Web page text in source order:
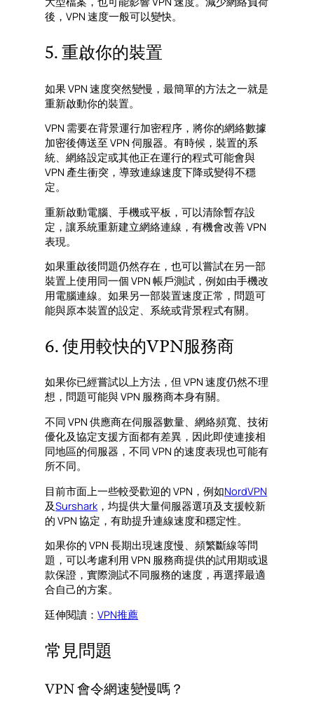
後，VPN 速度一般可以變快。
5. 重啟你的裝置
如果 VPN 速度突然變慢，最簡單的方法之一就是
重新啟動你的裝置。
VPN 需要在背景運行加密程序，將你的網絡數據
加密後傳送至 VPN 伺服器。有時候，裝置的系
統、網絡設定或其他正在運行的程式可能會與
VPN 產生衝突，導致連線速度下降或變得不穩
定。
重新啟動電腦、手機或平板，可以清除暫存設
定，讓系統重新建立網絡連線，有機會改善 VPN
表現。
如果重啟後問題仍然存在，也可以嘗試在另一部
裝置上使用同一個 VPN 帳戶測試，例如由手機改
用電腦連線。如果另一部裝置速度正常，問題可
能與原本裝置的設定、系統或背景程式有關。
6. 使用較快的VPN服務商
如果你已經嘗試以上方法，但 VPN 速度仍然不理
想，問題可能與 VPN 服務商本身有關。
不同 VPN 供應商在伺服器數量、網絡頻寬、技術
優化及協定支援方面都有差異，因此即使連接相
同地區的伺服器，不同 VPN 的速度表現也可能有
所不同。
目前市面上一些較受歡迎的 VPN，例如NordVPN
及Surshark ，均提供大量伺服器選項及支援較新
的 VPN 協定，有助提升連線速度和穩定性。
如果你的 VPN 長期出現速度慢、頻繁斷線等問
題，可以考慮利用 VPN 服務商提供的試用期或退
款保證，實際測試不同服務的速度，再選擇最適
合自己的方案。
廷伸閱讀：VPN推薦
常見問題
VPN 會令網速變慢嗎？